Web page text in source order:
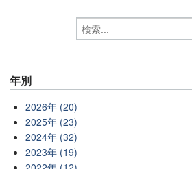
年別
2026年 (20)
2025年 (23)
2024年 (32)
2023年 (19)